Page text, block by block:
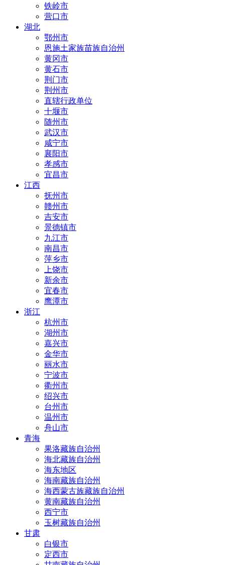
铁岭市
营口市
湖北
鄂州市
恩施土家族苗族自治州
黄冈市
黄石市
荆门市
荆州市
直辖行政单位
十堰市
随州市
武汉市
咸宁市
襄阳市
孝感市
宜昌市
江西
抚州市
赣州市
吉安市
景德镇市
九江市
南昌市
萍乡市
上饶市
新余市
宜春市
鹰潭市
浙江
杭州市
湖州市
嘉兴市
金华市
丽水市
宁波市
衢州市
绍兴市
台州市
温州市
舟山市
青海
果洛藏族自治州
海北藏族自治州
海东地区
海南藏族自治州
海西蒙古族藏族自治州
黄南藏族自治州
西宁市
玉树藏族自治州
甘肃
白银市
定西市